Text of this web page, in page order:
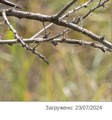
Загружено: 23/07/2024